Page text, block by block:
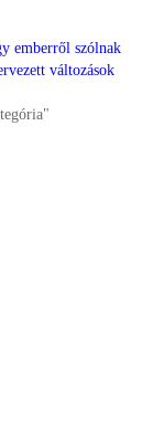
emberről szólnak
változások